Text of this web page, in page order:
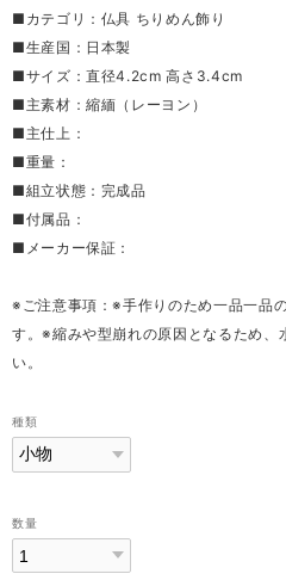
■カテゴリ：仏具 ちりめん飾り
■生産国：日本製
■サイズ：直径4.2cm 高さ3.4cm
■主素材：縮緬（レーヨン）
■主仕上：
■重量：
■組立状態：完成品
■付属品：
■メーカー保証：
※ご注意事項：※手作りのため一品一品
す。※縮みや型崩れの原因となるため、
い。
種類
数量